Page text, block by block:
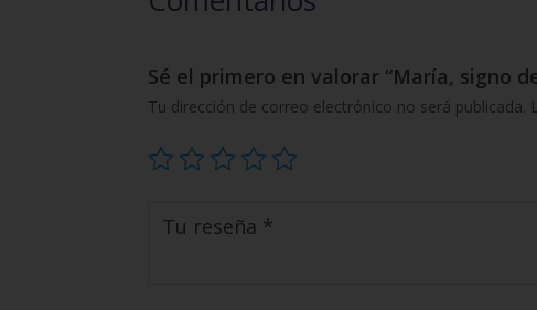
Sé el primero en valorar “María, signo
Tu dirección de correo electrónico no será publicada.